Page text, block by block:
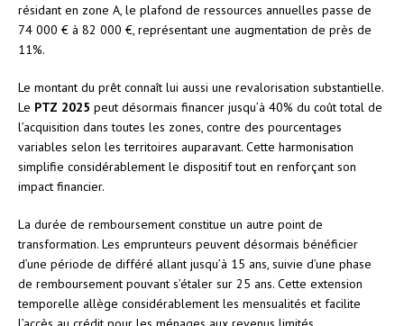
résidant en zone A, le plafond de ressources annuelles passe de
74 000 € à 82 000 €, représentant une augmentation de près de
11%.
Le montant du prêt connaît lui aussi une revalorisation substantielle.
Le PTZ 2025 peut désormais financer jusqu’à 40% du coût total de
l’acquisition dans toutes les zones, contre des pourcentages
variables selon les territoires auparavant. Cette harmonisation
simplifie considérablement le dispositif tout en renforçant son
impact financier.
La durée de remboursement constitue un autre point de
transformation. Les emprunteurs peuvent désormais bénéficier
d’une période de différé allant jusqu’à 15 ans, suivie d’une phase
de remboursement pouvant s’étaler sur 25 ans. Cette extension
temporelle allège considérablement les mensualités et facilite